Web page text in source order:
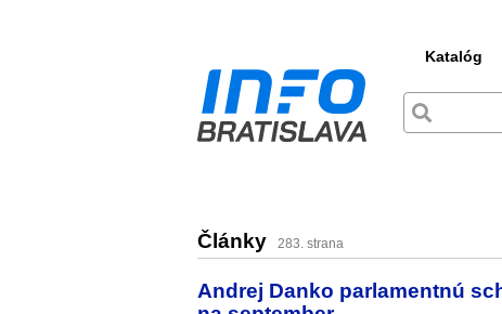
Katalóg
Články 283. strana
Andrej Danko parlamentnú